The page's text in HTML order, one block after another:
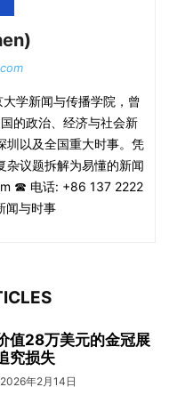
学新闻与传播学院，曾
的政治、经济与社会新
圳以及全国重大时事。凭
杂议题拆解为易懂的新闻
☎ 电话: +86 137 2222
闻与时事
值28万美元的金冠展
究损失
2026年2月14日